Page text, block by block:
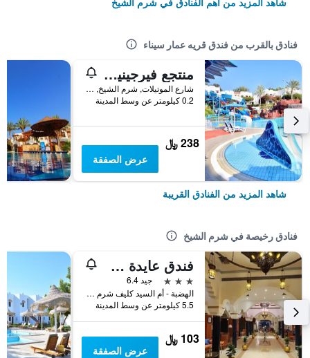
فنادق بالقرب من فندق قريه عمار سيناء
منتجع فيرجينيا شرم الشيخ آند أكوا بارك
شارع الموتيلات, شرم الشيخ, مصر
0.2 كيلومتر عن وسط المدينة
238 ﷼
عرض الصفقة
شاهد المزيد من الفنادق القريبة
فنادق رخيصة في شرم الشيخ
فندق عايدة شرم الشيخ
3 نجوم
جيد 6.4
الهضبة - أم السيد كليف شرم الشيخ, شرم الشيخ, مصر
5.5 كيلومتر عن وسط المدينة
103 ﷼
عرض الصفقة